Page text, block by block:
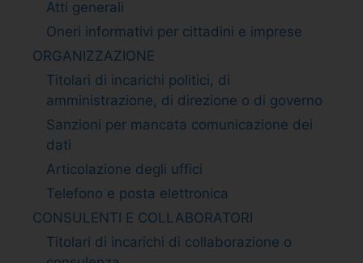
Atti generali
Oneri informativi per cittadini e imprese
ORGANIZZAZIONE
Titolari di incarichi politici, di
amministrazione, di direzione o di governo
Sanzioni per mancata comunicazione dei
dati
Articolazione degli uffici
Telefono e posta elettronica
CONSULENTI E COLLABORATORI
Titolari di incarichi di collaborazione o